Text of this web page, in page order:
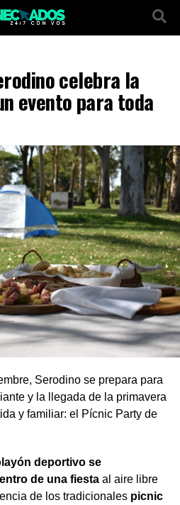
celebra la
evento para toda
Serodino se prepara para
y la llegada de la primavera
y familiar: el Pícnic Party de
deportivo se
de una fiesta al aire libre
de los tradicionales picnic